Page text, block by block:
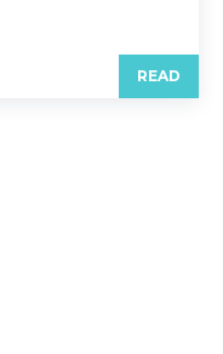
READ